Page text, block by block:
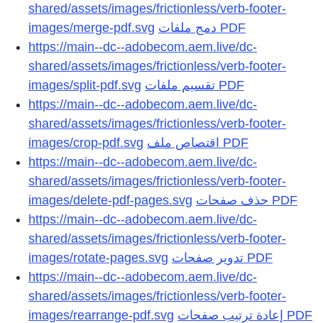
shared/assets/images/frictionless/verb-footer-
images/merge-pdf.svg
https://main--dc--adobecom.aem.live/dc-
shared/assets/images/frictionless/verb-footer-
images/split-pdf.svg
https://main--dc--adobecom.aem.live/dc-
shared/assets/images/frictionless/verb-footer-
images/crop-pdf.svg
https://main--dc--adobecom.aem.live/dc-
shared/assets/images/frictionless/verb-footer-
images/delete-pdf-pages.svg
https://main--dc--adobecom.aem.live/dc-
shared/assets/images/frictionless/verb-footer-
images/rotate-pages.svg
https://main--dc--adobecom.aem.live/dc-
shared/assets/images/frictionless/verb-footer-
images/rearrange-pdf.svg